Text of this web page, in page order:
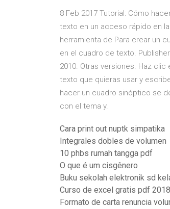
8 Feb 2017 Tutorial: Cómo
texto en un acceso rápido en
herramienta de Para crear un
en el cuadro de texto.
2010. Otras versiones. Haz
texto que quieras usar y
hacer un cuadro sinóptico se
con el tema y.
Cara print out nuptk simpatika
Integrales dobles de volumen
10 phbs rumah tangga pdf
O que é um cisgênero
Buku sekolah elektronik sd
Curso de excel gratis pdf 2018
Formato de carta renuncia